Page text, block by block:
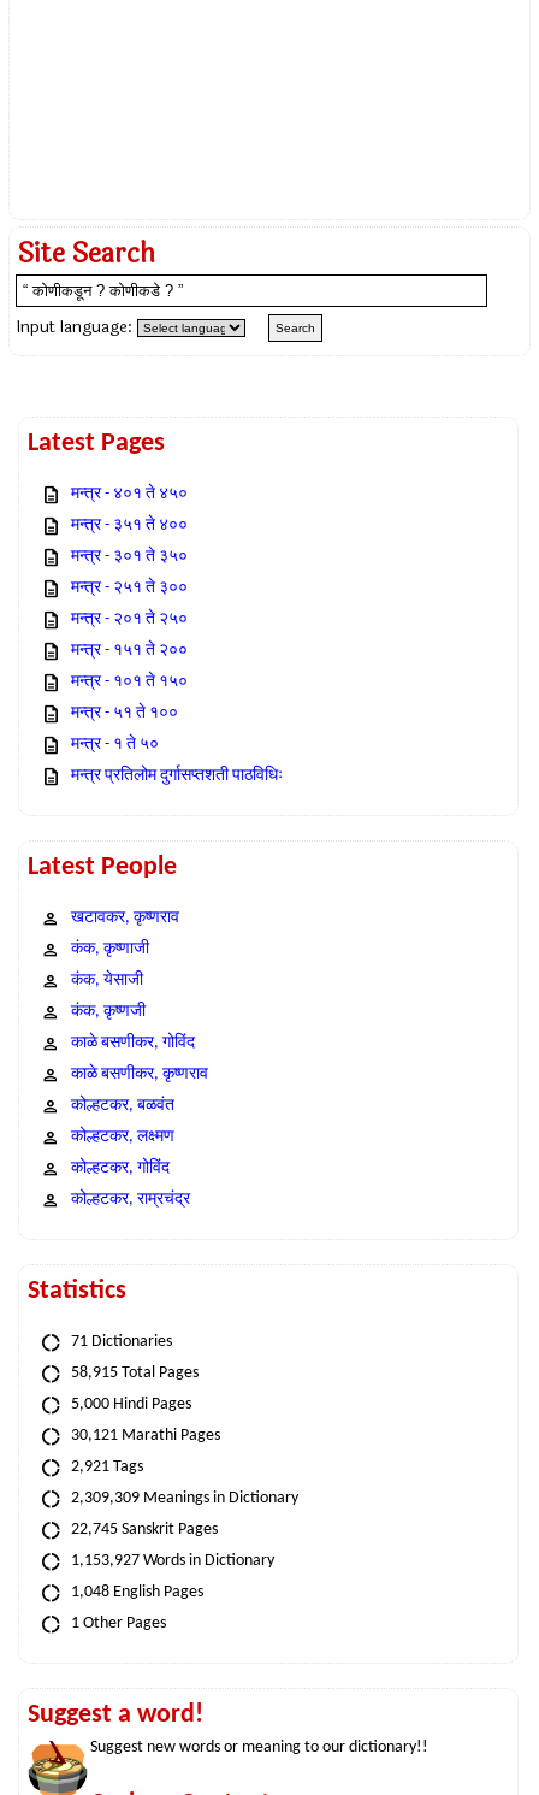
Site Search
Input language:
Latest Pages
मन्त्र - ४०१ ते ४५०
मन्त्र - ३५१ ते ४००
मन्त्र - ३०१ ते ३५०
मन्त्र - २५१ ते ३००
मन्त्र - २०१ ते २५०
मन्त्र - १५१ ते २००
मन्त्र - १०१ ते १५०
मन्त्र - ५१ ते १००
मन्त्र - १ ते ५०
मन्त्र प्रतिलोम दुर्गासप्तशती पाठविधिः
Latest People
खटावकर, कृष्णराव
कंक, कृष्णाजी
कंक, येसाजी
कंक, कृष्णजी
काळे बसणीकर, गोविंद
काळे बसणीकर, कृष्णराव
कोल्हटकर, बळवंत
कोल्हटकर, लक्ष्मण
कोल्हटकर, गोविंद
कोल्हटकर, राम्रचंद्र
Statistics
71 Dictionaries
58,915 Total Pages
5,000 Hindi Pages
30,121 Marathi Pages
2,921 Tags
2,309,309 Meanings in Dictionary
22,745 Sanskrit Pages
1,153,927 Words in Dictionary
1,048 English Pages
1 Other Pages
Suggest a word!
Suggest new words or meaning to our dictionary!!